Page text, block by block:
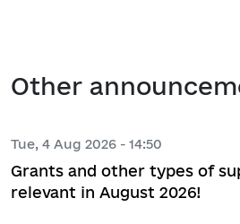
Other
Tue, 4 Aug 2026 - 14:50
Grants and other types of
relevant in August 2026!